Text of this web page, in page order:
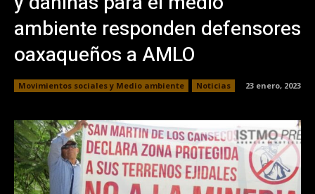
ambiente responden defensores
oaxaqueños a AMLO
Movimientos sociales y Medio ambiente Noticias 23 enero, 2023